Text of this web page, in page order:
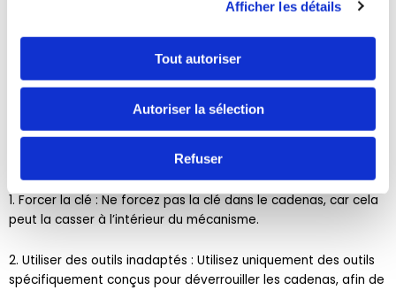
Afficher les détails
Tout autoriser
Autoriser la sélection
Refuser
Erreurs courantes à éviter lorsqu’on essaie de débloquer un
Lorsque vous essayez de déverrouiller un cadenas coincé
dans la position ouverte, il est important d’éviter certaines
quelques erreurs à éviter :
1. Forcer la clé : Ne forcez pas la clé dans le cadenas, car cela
peut la casser à l’intérieur du mécanisme.
spécifiquement conçus pour déverrouiller les cadenas, afin de
ne pas endommager le mécanisme interne.